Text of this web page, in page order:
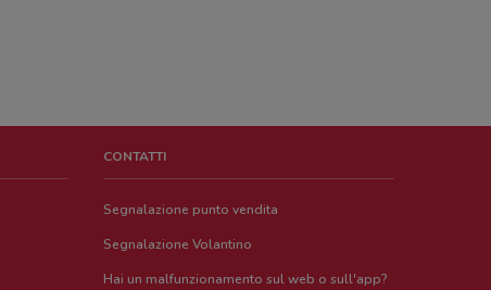
CONTATTI
Segnalazione punto vendita
Segnalazione Volantino
Hai un malfunzionamento sul web o sull'app?